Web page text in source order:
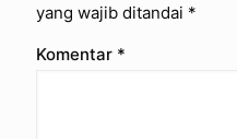
yang wajib ditandai *
Komentar *